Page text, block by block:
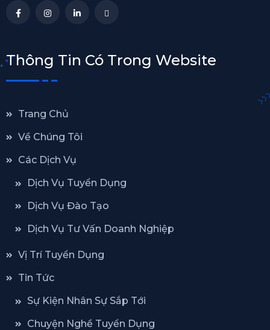
Thông Tin Có Trong Website
Trang Chủ
Về Chúng Tôi
Các Dịch Vụ
Dịch Vụ Tuyển Dụng
Dịch Vụ Đào Tạo
Dịch Vụ Tư Vấn Doanh Nghiệp
Vị Trí Tuyển Dụng
Tin Tức
Sự Kiện Nhân Sự Sắp Tới
Chuyện Nghề Tuyển Dụng